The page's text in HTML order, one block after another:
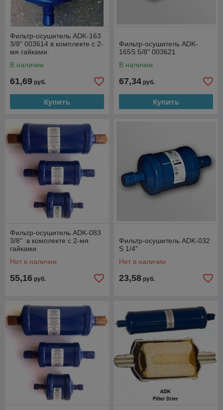
Фильтр-осушитель ADK-163
3/8" 003614 в комплекте с 2-
мя гайками.
В наличии
61,69 руб.
Купить
Фильтр-осушитель ADK-
165S 5/8" 003621
В наличии
67,34 руб.
Купить
Фильтр-осушитель ADK-083
3/8" в комплекте с 2-мя
гайками.
Нет в наличии
55,16 руб.
Фильтр-осушитель ADK-032
S 1/4"
Нет в наличии
23,58 руб.